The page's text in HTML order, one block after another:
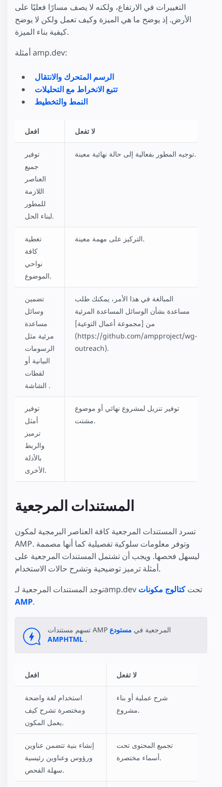
التغييرات في الارتفاع، ولكنه لا يصف مسارًا فعليًا على
الأرض. إذ يوضح ما هي الميزة وكيف تعمل ولكن لا يوضح
كيفية بناء الميزة.
أمثلة amp.dev:
الرسم المتحرك والانتقال
تتبع الانخراط مع التحليلات
النمط والتخطيط
افعل لا تفعل
توفير
جميع
العناصر
اللازمة
للمطور
لبناء الحل.
توجيه المطور بفعالية إلى حالة نهائية معينة.
تغطية
كافة
نواحي
الموضوع.
التركيز على مهمة معينة.
تضمين
وسائل
مساعدة
مرئية مثل
الرسومات
البيانية أو
لقطات
الشاشة .
المبالغة في هذا الأمر، يمكنك طلب
مساعدة بشأن الوسائل المساعدة المرئية
من [مجموعة أعمال التوعية]
(https://github.com/ampproject/wg-
outreach).
توفير
أمثل
ترميز
والربط
بالأدلة
الأخرى.
توفير تنزيل لمشروع نهائي أو موضوع
مشتت.
المستندات المرجعية
تسرد المستندات المرجعية كافة العناصر البرمجية لمكون
AMP. وتوفر معلومات سلوكية تفصيلية كما أنها مصممة
ليسهل فحصها. ويجب أن تشتمل المستندات المرجعية على
أمثلة ترميز توضيحية وتشرح حالات الاستخدام.
توجد المستندات المرجعية لـamp.dev تحتكتالوج مكونات
AMP.
تسهم مستندات AMP المرجعية في مستودع
AMPHTML .
افعل لا تفعل
استخدام لغة واضحة
ومختصرة تشرح كيف
يعمل المكون.
شرح عملية أو بناء
مشروع.
إنشاء بنية تتضمن عناوين
ورؤوس وعناوين رئيسية
سهلة الفحص.
تجميع المحتوى تحت
أسماء مختصرة.